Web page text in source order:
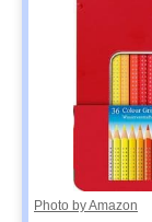
Photo by Amazon